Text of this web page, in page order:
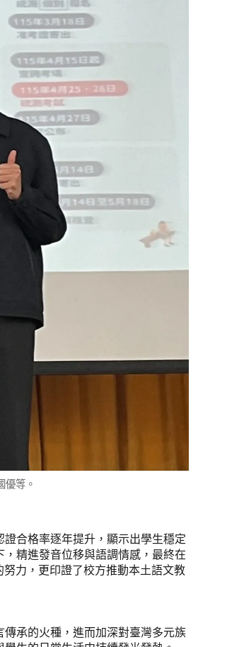
優等。
合格率逐年提升，顯示出學生穩定
精進發音位移與語調情感，最終在
力，更印證了校方推動本土語文教
承的火種，進而加深對臺灣多元族